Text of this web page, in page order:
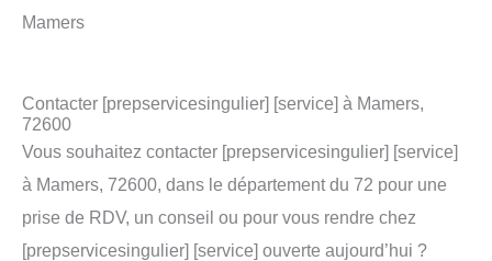
Mamers
Contacter [prepservicesingulier] [service] à Mamers,
72600
Vous souhaitez contacter [prepservicesingulier] [service]
à Mamers, 72600, dans le département du 72 pour une
prise de RDV, un conseil ou pour vous rendre chez
[prepservicesingulier] [service] ouverte aujourd’hui ?